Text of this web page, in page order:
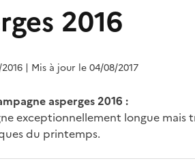
2016
| Mis à jour le 04/08/2017
asperges 2016 :
exceptionnellement longue
du printemps.